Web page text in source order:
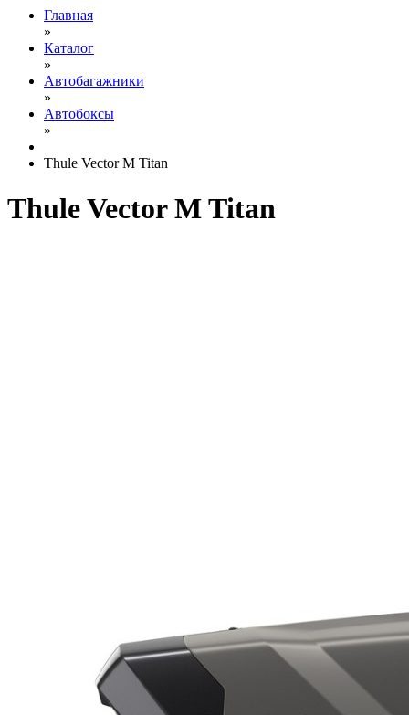
Главная
»
Каталог
»
Автобагажники
»
Автобоксы
»
Thule Vector M Titan
Thule Vector M Titan